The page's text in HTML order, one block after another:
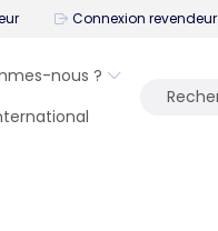
Connexion revendeur
nous ?